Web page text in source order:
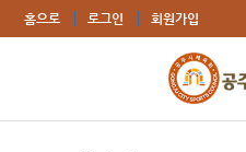
홈으로 로그인 회원가입